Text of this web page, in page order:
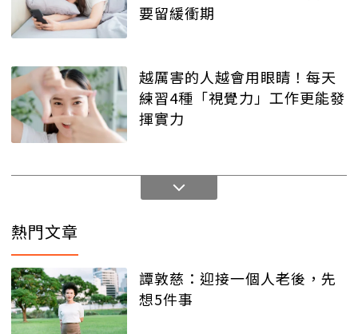
要留緩衝期
越厲害的人越會用眼睛！每天
練習4種「視覺力」工作更能發
揮實力
熱門文章
譚敦慈：迎接一個人老後，先
想5件事